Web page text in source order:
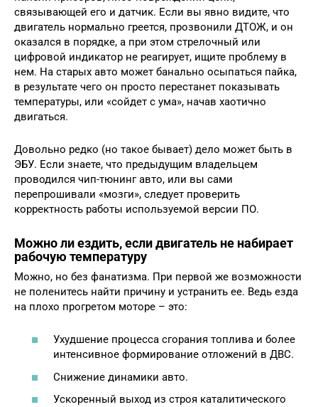
связывающей его и датчик. Если вы явно видите, что
двигатель нормально греется, прозвонили ДТОЖ, и он
оказался в порядке, а при этом стрелочный или
цифровой индикатор не реагирует, ищите проблему в
нем. На старых авто может банально осыпаться пайка,
в результате чего он просто перестанет показывать
температуры, или «сойдет с ума», начав хаотично
двигаться.
Довольно редко (но такое бывает) дело может быть в
ЭБУ. Если знаете, что предыдущим владельцем
проводился чип-тюнинг авто, или вы сами
перепрошивали «мозги», следует проверить
корректность работы используемой версии ПО.
Можно ли ездить, если двигатель не набирает
рабочую температуру
Можно, но без фанатизма. При первой же возможности
не поленитесь найти причину и устранить ее. Ведь езда
на плохо прогретом моторе – это:
Ухудшение процесса сгорания топлива и более
интенсивное формирование отложений в ДВС.
Снижение динамики авто.
Ускоренный выход из строя каталитического